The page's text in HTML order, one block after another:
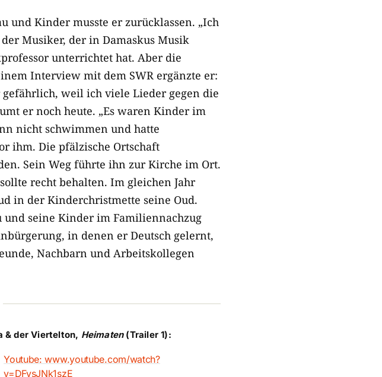
und Kinder musste er zurücklassen. „Ich
Musiker, der in Damaskus Musik
unterrichtet hat. Aber die
Interview mit dem SWR ergänzte er:
weil ich viele Lieder gegen die
er noch heute. „Es waren Kinder im
nicht schwimmen und hatte
ihm. Die pfälzische Ortschaft
Sein Weg führte ihn zur Kirche im Ort.
recht behalten. Im gleichen Jahr
in der Kinderchristmette seine Oud.
und seine Kinder im Familiennachzug
in denen er Deutsch gelernt,
Nachbarn und Arbeitskollegen
& der Viertelton, Heimaten(Trailer 1):
Youtube: www.youtube.com/watch?
v=DFysJNk1szE